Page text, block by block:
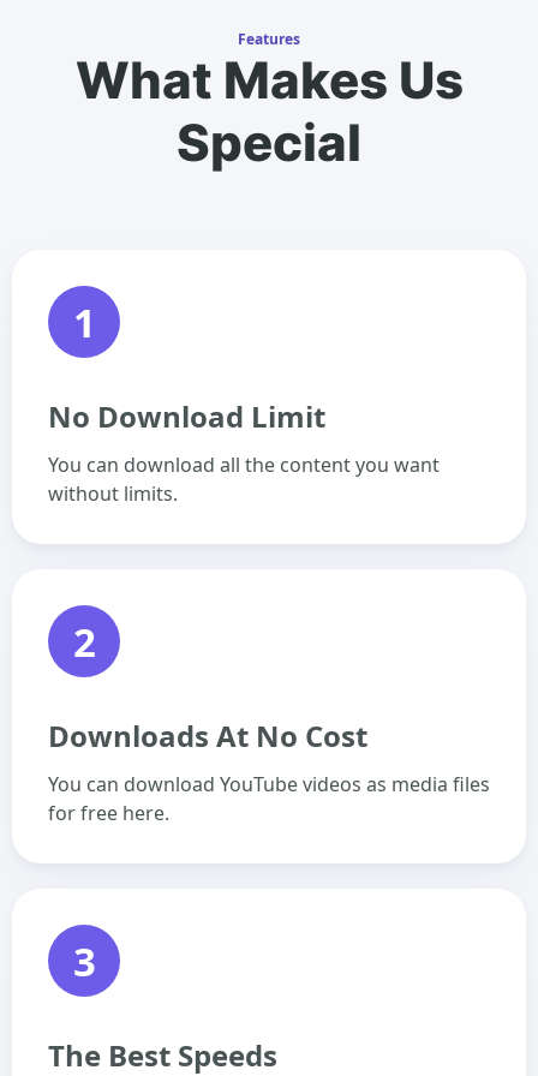
Features
What Makes Us
Special
1
No Download Limit
You can download all the content you want
without limits.
2
Downloads At No Cost
You can download YouTube videos as media files
for free here.
3
The Best Speeds